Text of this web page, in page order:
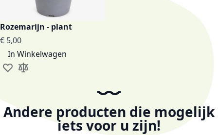
Rozemarijn - plant
€ 5,00
In Winkelwagen
Voeg toe aan verlanglijst
Toevoegen om te vergelijken
Andere producten die mogelijk
iets voor u zijn!